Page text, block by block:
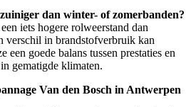
dan winter- of zomerbanden?
iets hogere rolweerstand dan
verschil in brandstofverbruik kan
een goede balans tussen prestaties en
gematigde klimaten.
Van den Bosch in Antwerpen